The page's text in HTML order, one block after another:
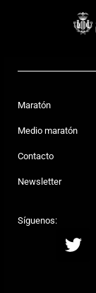
Maratón
Medio maratón
Contacto
Newsletter
Síguenos: